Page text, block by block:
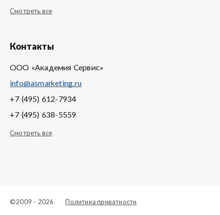
Смотреть все
Контакты
ООО «Академия Сервис»
info@asmarketing.ru
+7 (495) 612-7934
+7 (495) 638-5559
Смотреть все
©2009 - 2026 Политика приватности